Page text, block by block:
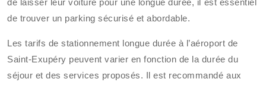
de trouver un parking sécurisé et abordable.
Les tarifs de stationnement longue durée à l’aéroport de
Saint-Exupéry peuvent varier en fonction de la durée du
séjour et des services proposés. Il est recommandé aux